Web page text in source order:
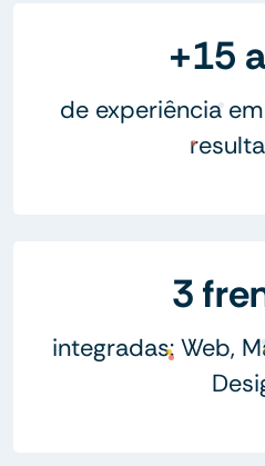
+15
de experiência
3
integradas: Web,